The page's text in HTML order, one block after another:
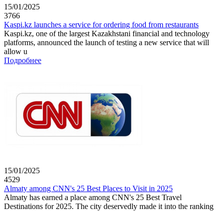
15/01/2025
3766
Kaspi.kz launches a service for ordering food from restaurants
Kaspi.kz, one of the largest Kazakhstani financial and technology
platforms, announced the launch of testing a new service that will
allow u
Подробнее
15/01/2025
4529
Almaty among CNN's 25 Best Places to Visit in 2025
Almaty has earned a place among CNN's 25 Best Travel
Destinations for 2025. The city deservedly made it into the ranking